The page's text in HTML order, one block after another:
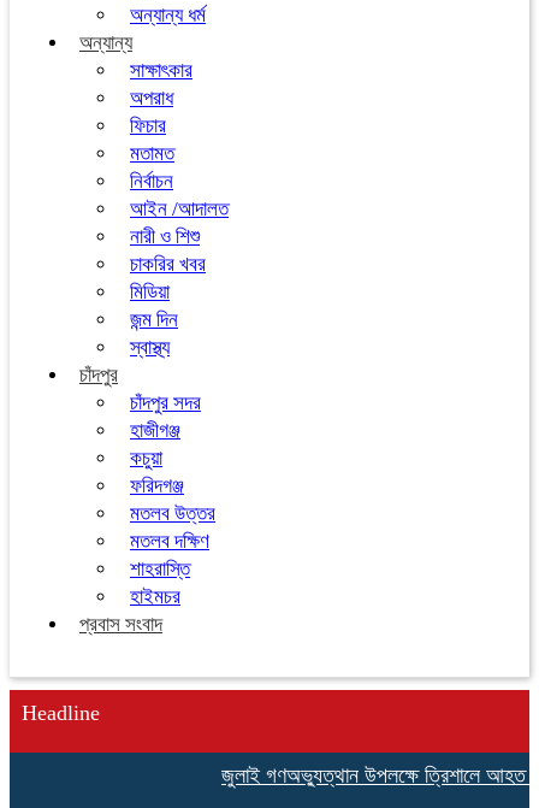
অন্যান্য ধর্ম
অন্যান্য
সাক্ষাৎকার
অপরাধ
ফিচার
মতামত
নির্বাচন
আইন /আদালত
নারী ও শিশু
চাকরির খবর
মিডিয়া
জন্ম দিন
স্বাস্থ্য
চাঁদপুর
চাঁদপুর সদর
হাজীগঞ্জ
কচুয়া
ফরিদগঞ্জ
মতলব উত্তর
মতলব দক্ষিণ
শাহরাস্তি
হাইমচর
প্রবাস সংবাদ
Headline
জুলাই গণঅভ্যুত্থান উপলক্ষে ত্রিশালে আহত